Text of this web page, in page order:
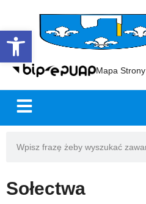
Open toolbar
Mapa Strony
Sołectwa